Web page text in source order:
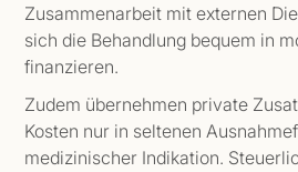
Zusammenarbeit mit externen
sich die Behandlung bequem in
finanzieren.
Zudem übernehmen private
Kosten nur in seltenen
medizinischer Indikation.